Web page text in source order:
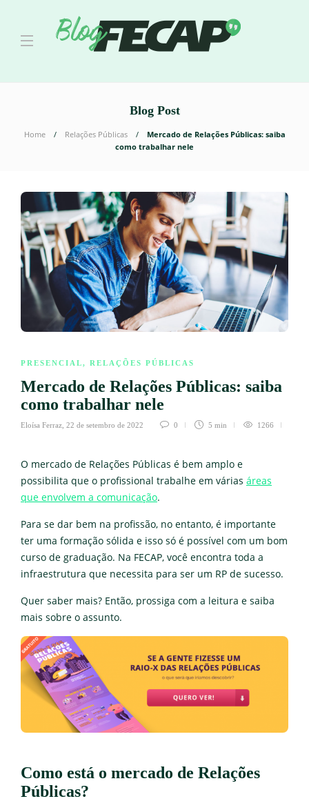
Blog Post
Home Relações Públicas
Mercado de Relações Públicas: saiba
como trabalhar nele
PRESENCIAL, RELAÇÕES PÚBLICAS
Mercado de Relações Públicas: saiba
como trabalhar nele
Eloísa Ferraz 22 de setembro de 2022 0 5 min 1266
O mercado de Relações Públicas é bem amplo e
possibilita que o profissional trabalhe em várias áreas
que envolvem a comunicação.
Para se dar bem na profissão, no entanto, é importante
ter uma formação sólida e isso só é possível com um bom
curso de graduação. Na FECAP, você encontra toda a
infraestrutura que necessita para ser um RP de sucesso.
Quer saber mais? Então, prossiga com a leitura e saiba
mais sobre o assunto.
Como está o mercado de Relações
Públicas?